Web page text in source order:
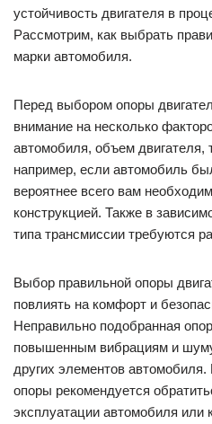
устойчивость двигателя в
Рассмотрим, как выбрать
марки автомобиля.
Перед выбором опоры
внимание на несколько
автомобиля, объем двигателя,
например, если автомобиль
вероятнее всего вам
конструкцией. Также в
типа трансмиссии требуются
Выбор правильной опоры
повлиять на комфорт и
Неправильно подобранная
повышенным вибрациям и
других элементов
опоры рекомендуется
эксплуатации автомобиля или